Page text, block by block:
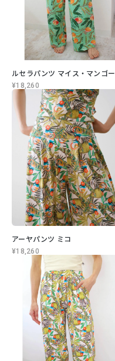
ルセラパンツ マイス・マンゴー
¥18,260
アーヤパンツ ミコ
¥18,260